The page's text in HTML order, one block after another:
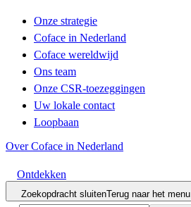
Onze strategie
Coface in Nederland
Coface wereldwijd
Ons team
Onze CSR-toezeggingen
Uw lokale contact
Loopbaan
Over Coface in Nederland
Ontdekken
Zoekopdracht sluitenTerug naar het menu